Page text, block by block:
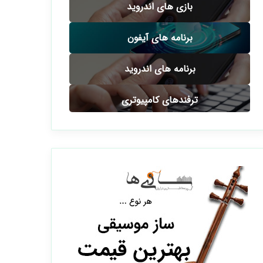
بازی های اندروید
برنامه های آیفون
برنامه های اندروید
ترفندهای کامپیوتری